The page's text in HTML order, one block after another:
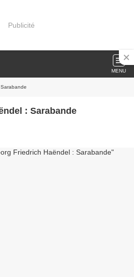
Publicité
MENU
: Sarabande